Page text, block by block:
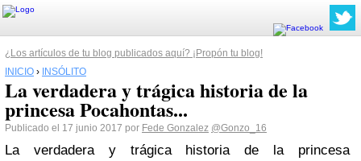
¿Los artículos de tu blog publicados aquí? ¡Propón tu blog!
INICIO › INSÓLITO
La verdadera y trágica historia de la
princesa Pocahontas...
Publicado el 17 junio 2017 por Fede Gonzalez @Gonzo_16
La verdadera y trágica historia de la princesa